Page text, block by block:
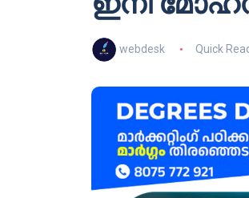
webdesk Quick